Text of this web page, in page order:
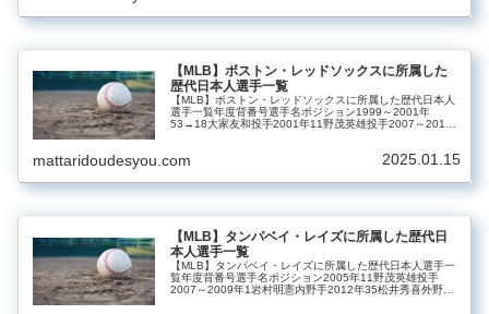
【MLB】ボストン・レッドソックスに所属した
歴代日本人選手一覧
【MLB】ボストン・レッドソックスに所属した歴代日本人
選手一覧年度背番号選手名ポジション1999～2001年
53→18大家友和投手2001年11野茂英雄投手2007～2011
mattaridoudesyou.com 2025.01.15
【MLB】タンパベイ・レイズに所属した歴代日
本人選手一覧
【MLB】タンパベイ・レイズに所属した歴代日本人選手一
覧年度背番号選手名ポジション2005年11野茂英雄投手
2007～2009年1岩村明憲内野手2012年35松井秀喜外野手